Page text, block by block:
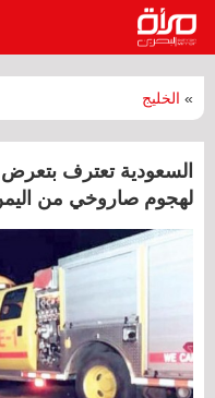
» الخليج
السعودية تعترف
لهجوم صاروخي من